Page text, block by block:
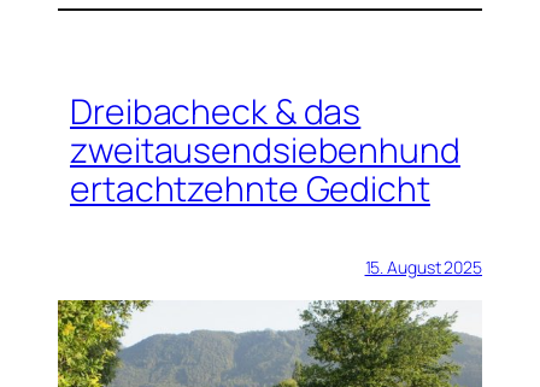
Dreibacheck & das
zweitausendsiebenhund
ertachtzehnte Gedicht
15. August 2025